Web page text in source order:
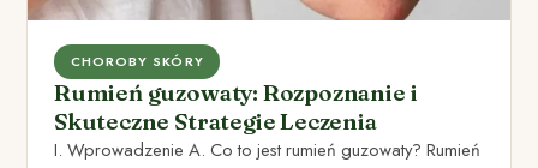
CHOROBY SKÓRY
Rumień guzowaty: Rozpoznanie i
Skuteczne Strategie Leczenia
I. Wprowadzenie A. Co to jest rumień guzowaty? Rumień